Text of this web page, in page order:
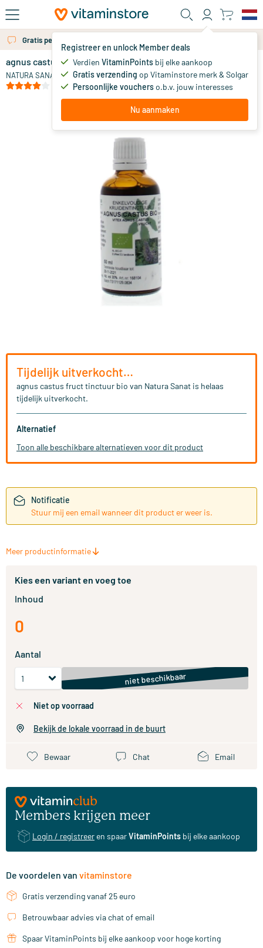
Ga naar de hoofdinhoud
Registreer en unlock Member deals
Verdien VitaminPoints bij elke aankoop
Gratis verzending op Vitaminstore merk & Solgar
Persoonlijke voucherso.b.v. jouw interesses
Nu aanmaken
Gratis persoonlijk advies via chat of email
agnus castus fruct tinctuur bio
NATURA SANAT
Tijdelijk uitverkocht…
agnus castus fruct tinctuur bio van Natura Sanat is helaas
tijdelijk uitverkocht.
Alternatief
Toon alle beschikbare alternatieven voor dit product
Notificatie
Stuur mij een email wanneer dit product er weer is.
Meer productinformatie
Kies een variant en voeg toe
Inhoud
0
Aantal
niet beschikbaar
niet op voorraad
Bekijk de lokale voorraad in de buurt
Bewaar Chat Email
Members krijgen meer
Login / registreer en spaarVitaminPoints bij elke aankoop
De voordelen van vitaminstore
Gratis verzending vanaf 25 euro
Betrouwbaar advies via chat of email
Spaar VitaminPoints bij elke aankoop voor hoge korting